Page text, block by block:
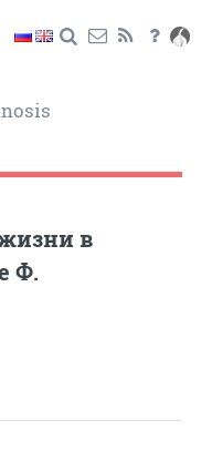
в
Ф.